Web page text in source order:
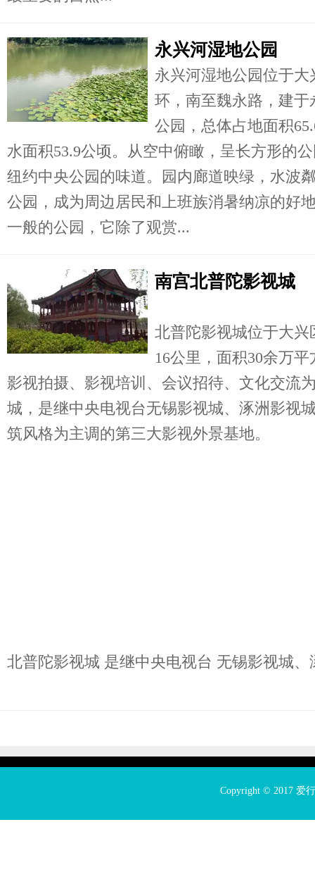
永兴河湿地公园
永兴河湿地公园位于
环，南至魏永路，建
公园，总体占地面积
水面积53.9公顷。从空中俯瞰，呈长方形的
纽约中央公园的味道。园内廊道映绿，水波
公园，成为周边居民和上班族消暑纳凉的好
一般的公园，它除了观赏...
南宫北普陀影视城
北普陀影视城位于大
16公里，面积30余万
影视拍摄、影视培训、会议招待、文化交流
城，是继中央电视台无锡影视城、涿洲影视
筑风格为主调的第三大影视外景基地。
北普陀影视城 是继中央电视台 无锡影视城
Copyright © 2017 爱